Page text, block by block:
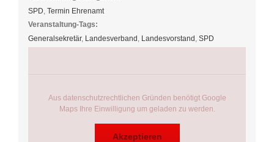
SPD, Termin Ehrenamt
Veranstaltung-Tags:
Generalsekretär, Landesverband , Landesvorstand , SPD
Aus datenschutzrechtlichen Gründen benötigt Google
Maps Ihre Einwilligung um geladen zu werden.
Akzeptieren